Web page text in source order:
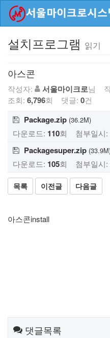
설치프로그램 읽기
아스콘
작성자: 서울마이크로님
조회: 6,796회 댓글: 0건
Package.zip (36.2M)
다운로드: 110회 첨부일시:
Packagesuper.zip
다운로드: 105회 첨부일시:
목록 이전글 다음글
아스콘install
댓글목록